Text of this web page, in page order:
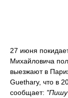
27 июня
Михайловича
выезжают в
Guethary, что в
сообщает: "Пишу